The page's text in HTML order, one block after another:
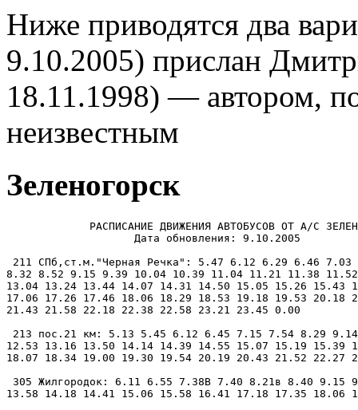
Ниже приводятся два
9.10.2005) прислан
18.11.1998) — автором,
неизвестным
Зеленогорск
РАСПИСАНИЕ ДВИЖЕНИЯ АВТОБУСОВ ОТ А/С
                    Дата обновления: 9.10.2005
211 СПб,ст.м."Черная Речка": 5.47 6.12 6.29 6.46
8.32 8.52 9.15 9.39 10.04 10.39 11.04 11.21 11.38
13.04 13.24 13.44 14.07 14.31 14.50 15.05 15.26 15.43
17.06 17.26 17.46 18.06 18.29 18.53 19.18 19.53 20.18
21.43 21.58 22.18 22.38 22.58 23.21 23.45 0.00
213 пос.21 км: 5.13 5.45 6.12 6.45 7.15 7.54 8.29
12.53 13.16 13.50 14.14 14.39 14.55 15.07 15.19 15.39
18.07 18.34 19.00 19.30 19.54 20.19 20.43 21.52 22.27
305 Жилгородок: 6.11 6.55 7.38В 7.40 8.21в 8.40 9.15
13.58 14.18 14.41 15.06 15.58 16.41 17.18 17.35 18.06